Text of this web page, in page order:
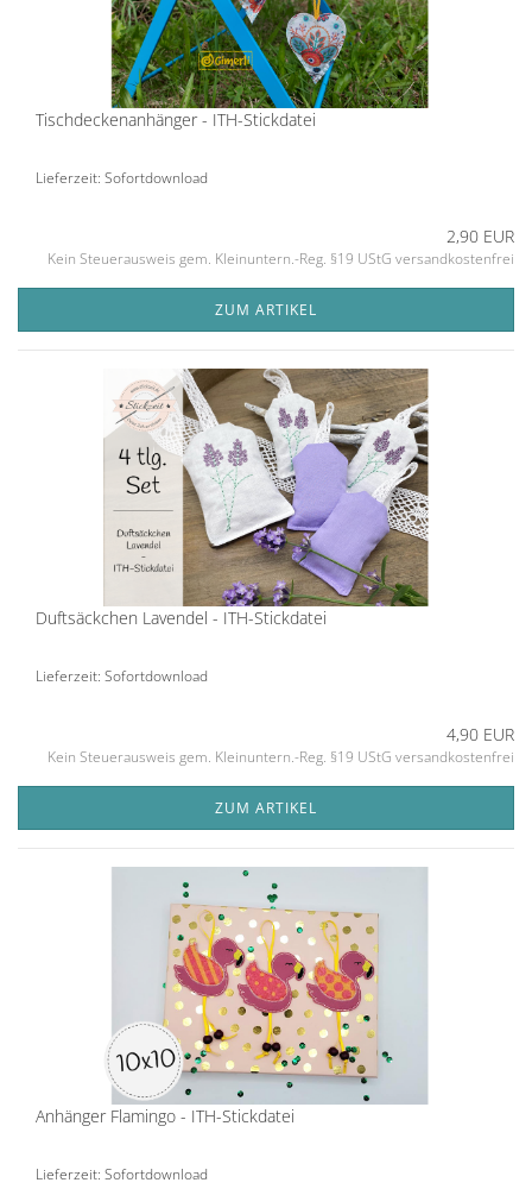
Tischdeckenanhänger - ITH-Stickdatei
Lieferzeit: Sofortdownload
2,90 EUR
Kein Steuerausweis gem. Kleinuntern.-Reg. §19 UStG versandkostenfrei
ZUM ARTIKEL
Duftsäckchen Lavendel - ITH-Stickdatei
Lieferzeit: Sofortdownload
4,90 EUR
Kein Steuerausweis gem. Kleinuntern.-Reg. §19 UStG versandkostenfrei
ZUM ARTIKEL
Anhänger Flamingo - ITH-Stickdatei
Lieferzeit: Sofortdownload